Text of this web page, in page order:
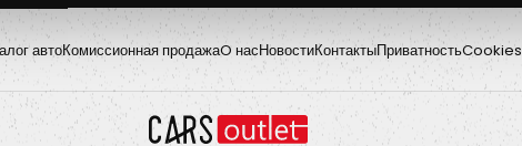
автоКомиссионная продажаO насНовостиКонтактыПриватностьCookies